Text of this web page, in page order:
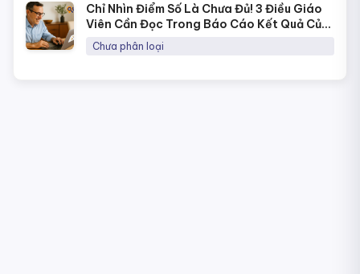
Chỉ Nhìn Điểm Số Là Chưa Đủ! 3 Điều Giáo
Viên Cần Đọc Trong Báo Cáo Kết Quả Của
NineQuiz Để Hiểu Học Sinh Hơn
Chưa phân loại